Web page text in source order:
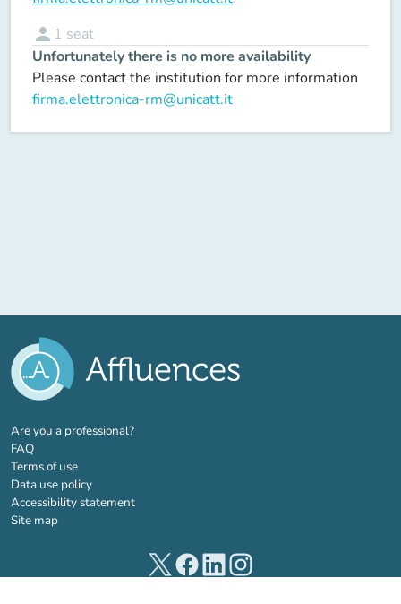
person 1 seat
Unfortunately there is no more availability
Please contact the institution for more information
firma.elettronica-rm@unicatt.it
Are you a professional?(new tab)
FAQ
Terms of use
Data use policy
Accessibility statement
Site map
(new tab)(new tab)(new tab)